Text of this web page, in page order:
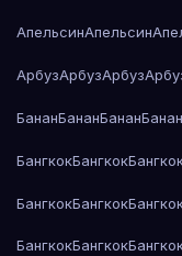
АпельсинАпельсин
АрбузАрбузАрбуз
БананБананБананБанан
БангкокБангкок
БангкокБангкок
БангкокБангкок